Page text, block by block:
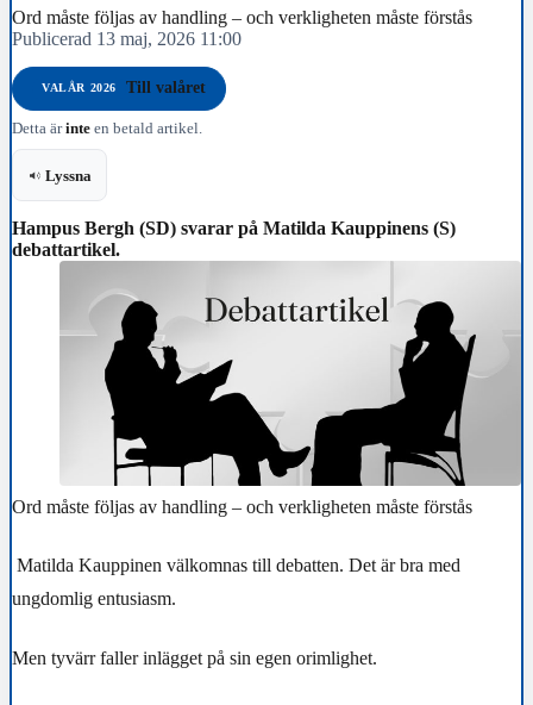
Ord måste följas av handling – och verkligheten måste förstås
Publicerad 13 maj, 2026 11:00
VALÅR 2026 Till valåret
Detta ärinte en betald artikel.
Lyssna
Hampus Bergh (SD) svarar på Matilda Kauppinens (S)
debattartikel.
Ord måste följas av handling – och verkligheten måste förstås
Matilda Kauppinen välkomnas till debatten. Det är bra med
ungdomlig entusiasm.
Men tyvärr faller inlägget på sin egen orimlighet.